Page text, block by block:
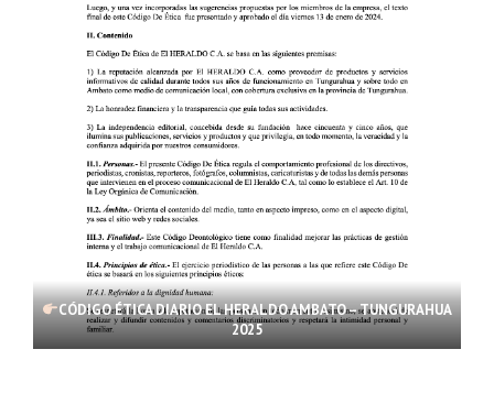
CÓDIGO ÉTICA DIARIO EL HERALDO AMBATO – TUNGURAHUA
2025